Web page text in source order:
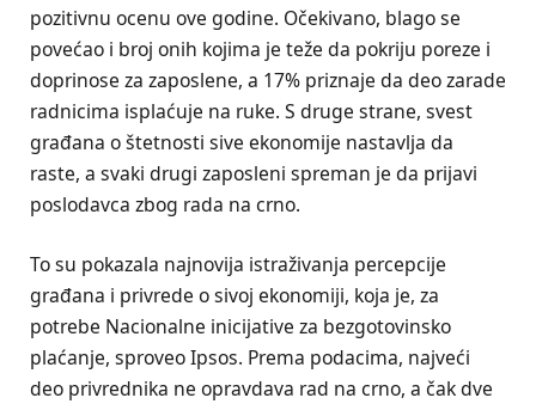
pozitivnu ocenu ove godine. Očekivano, blago se
povećao i broj onih kojima je teže da pokriju poreze i
doprinose za zaposlene, a 17% priznaje da deo zarade
radnicima isplaćuje na ruke. S druge strane, svest
građana o štetnosti sive ekonomije nastavlja da
raste, a svaki drugi zaposleni spreman je da prijavi
poslodavca zbog rada na crno.
To su pokazala najnovija istraživanja percepcije
građana i privrede o sivoj ekonomiji, koja je, za
potrebe Nacionalne inicijative za bezgotovinsko
plaćanje, sproveo Ipsos. Prema podacima, najveći
deo privrednika ne opravdava rad na crno, a čak dve